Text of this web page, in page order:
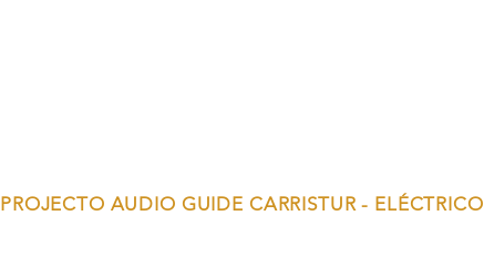
PROJECTO AUDIO GUIDE CARRISTUR - ELÉCTRICO